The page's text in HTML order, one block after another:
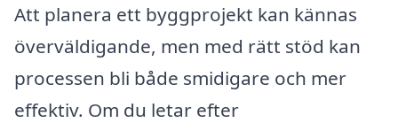
Att planera ett byggprojekt kan kännas
överväldigande, men med rätt stöd kan
processen bli både smidigare och mer
effektiv. Om du letar efter